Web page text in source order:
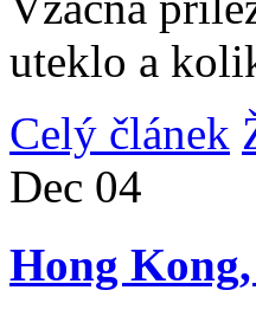
uteklo a
Celý článek
Dec 04
Hong